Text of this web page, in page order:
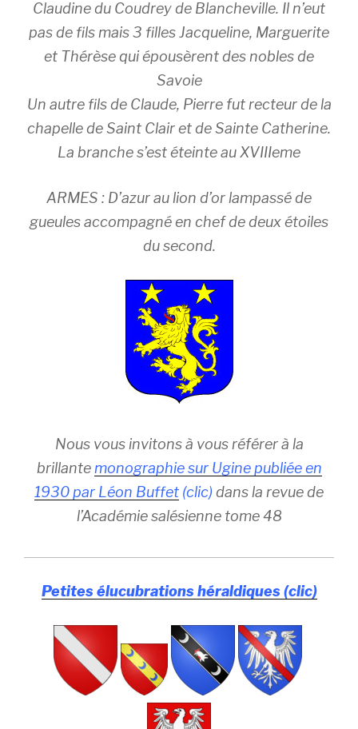
Claudine du Coudrey de Blancheville. Il n’eut
pas de fils mais 3 filles Jacqueline, Marguerite
et Thérèse qui épousèrent des nobles de
Savoie
Un autre fils de Claude, Pierre fut recteur de la
chapelle de Saint Clair et de Sainte Catherine.
La branche s’est éteinte au XVIIIeme
ARMES : D’azur au lion d’or lampassé de
gueules accompagné en chef de deux étoiles
du second.
Nous vous invitons à vous référer à la
brillante monographie sur Ugine publiée en
1930 par Léon Buffet (clic) dans la revue de
l’Académie salésienne tome 48
Petites élucubrations héraldiques (clic)